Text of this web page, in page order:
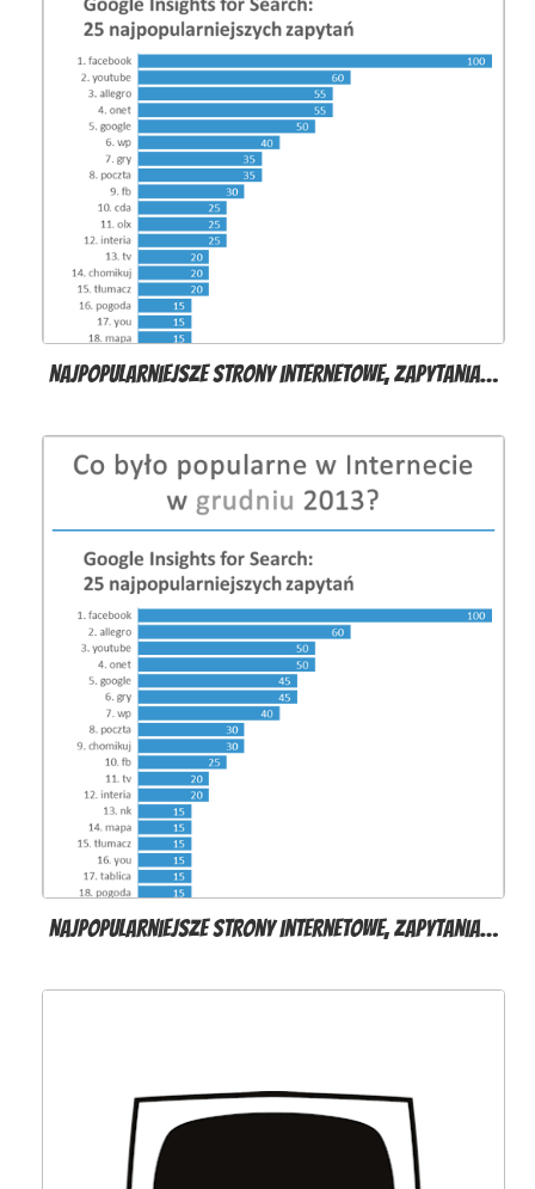
Najpopularniejsze strony internetowe, zapytania…
Najpopularniejsze strony internetowe, zapytania…